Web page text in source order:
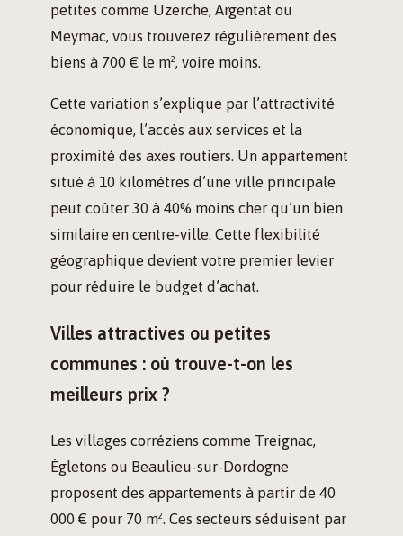
petites comme Uzerche, Argentat ou
Meymac, vous trouverez régulièrement des
biens à 700 € le m², voire moins.
Cette variation s’explique par l’attractivité
économique, l’accès aux services et la
proximité des axes routiers. Un appartement
situé à 10 kilomètres d’une ville principale
peut coûter 30 à 40% moins cher qu’un bien
similaire en centre-ville. Cette flexibilité
géographique devient votre premier levier
pour réduire le budget d’achat.
Villes attractives ou petites
communes : où trouve-t-on les
meilleurs prix ?
Les villages corréziens comme Treignac,
Égletons ou Beaulieu-sur-Dordogne
proposent des appartements à partir de 40
000 € pour 70 m². Ces secteurs séduisent par